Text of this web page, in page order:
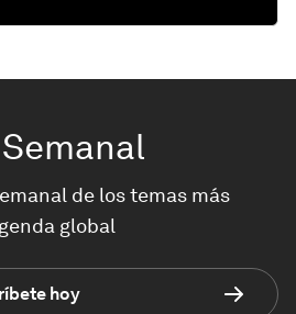
Semanal
de los temas más
global
hoy